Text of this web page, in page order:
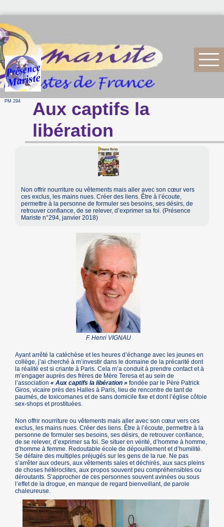
PM 294
Aux captifs la
libération
Non offrir nourriture ou vêtements mais aller avec son cœur vers
ces exclus, les mains nues. Créer des liens. Être à l’écoute,
permettre à la personne de formuler ses besoins, ses désirs, de
retrouver confiance, de se relever, d’exprimer sa foi. (Présence
Mariste n°294, janvier 2018)
F. Henri VIGNAU
Ayant arrêté la catéchèse et les heures d’échange avec les jeunes en
collège, j’ai cherché à m’investir dans le domaine de la précarité dont
la réalité est si criante à Paris. Cela m’a conduit à prendre contact et à
m’engager auprès des frères de Mère Teresa et au sein de
l’association « Aux captifs la libération » fondée par le Père Patrick
Giros, vicaire près des Halles à Paris, lieu de rencontre de tant de
paumés, de toxicomanes et de sans domicile fixe et dont l’église côtoie
sex-shops et prostituées.
Non offrir nourriture ou vêtements mais aller avec son cœur vers ces
exclus, les mains nues. Créer des liens. Être à l’écoute, permettre à la
personne de formuler ses besoins, ses désirs, de retrouver confiance,
de se relever, d’exprimer sa foi. Se situer en vérité, d’homme à homme,
d’homme à femme. Redoutable école de dépouillement et d’humilité.
Se défaire des multiples préjugés sur les gens de la rue. Ne pas
s’arrêter aux odeurs, aux vêtements sales et déchirés, aux sacs pleins
de choses hétéroclites, aux propos souvent peu compréhensibles ou
déroutants. S’approcher de ces personnes souvent avinées ou sous
l’effet de la drogue, en manque de regard bienveillant, de parole
chaleureuse.